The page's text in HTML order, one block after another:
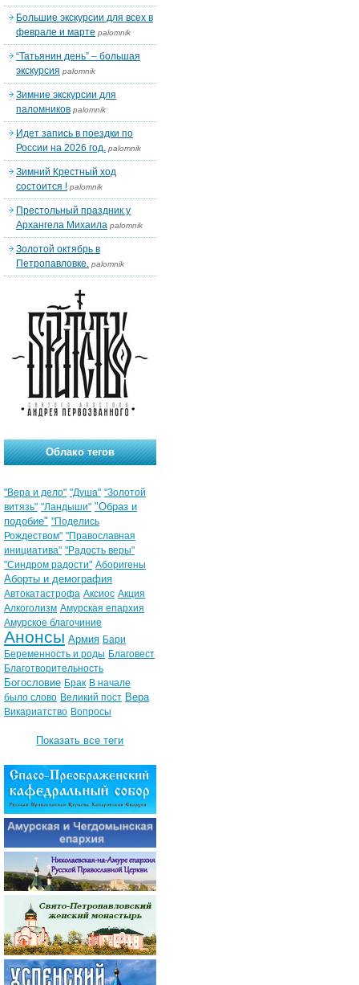
Большие экскурсии для всех в
феврале и марте palomnik
“Татьянин день” – большая
экскурсия palomnik
Зимние экскурсии для
паломников palomnik
Идет запись в поездки по
России на 2026 год. palomnik
Зимний Крестный ход
состоится ! palomnik
Престольный праздник у
Архангела Михаила palomnik
Золотой октябрь в
Петропавловке. palomnik
Облако тегов
"Вера и дело" "Душа" "Золотой
витязь" "Ландыши" "Образ и
подобие" "Поделись
Рождеством" "Православная
инициатива" "Радость веры"
"Синдром радости" Аборигены
Аборты и демография
Автокатастрофа Аксиос Акция
Алкоголизм Амурская епархия
Амурское благочиние
Анонсы Армия Бари
Беременность и роды Благовест
Благотворительность
Богословие Брак В начале
было слово Великий пост Вера
Викариатство Вопросы
Показать все теги